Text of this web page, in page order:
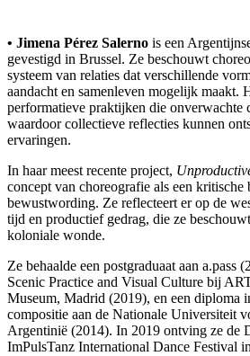
• Jimena Pérez Salerno is een
gevestigd in Brussel. Ze beschouwt
systeem van relaties dat verschillende
aandacht en samenleven mogelijk maakt.
performatieve praktijken die onverwachte
waardoor collectieve reflecties kunnen
ervaringen.
In haar meest recente project,
concept van choreografie als een
bewustwording. Ze reflecteert er op de
tijd en productief gedrag, die ze
koloniale wonde.
Ze behaalde een postgraduaat aan a.pass
Scenic Practice and Visual Culture bij
Museum, Madrid (2019), en een diploma
compositie aan de Nationale Universiteit
Argentinië (2014). In 2019 ontving ze de
ImPulsTanz International Dance Festival